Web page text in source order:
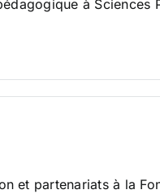
à Sciences
et partenariats à la